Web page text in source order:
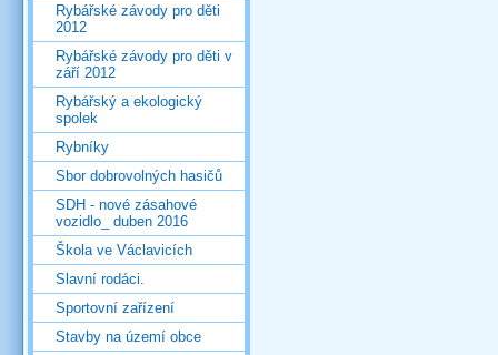
Rybářské závody pro děti
2012
Rybářské závody pro děti v
září 2012
Rybářský a ekologický
spolek
Rybníky
Sbor dobrovolných hasičů
SDH - nové zásahové
vozidlo_ duben 2016
Škola ve Václavicích
Slavní rodáci.
Sportovní zařízení
Stavby na území obce